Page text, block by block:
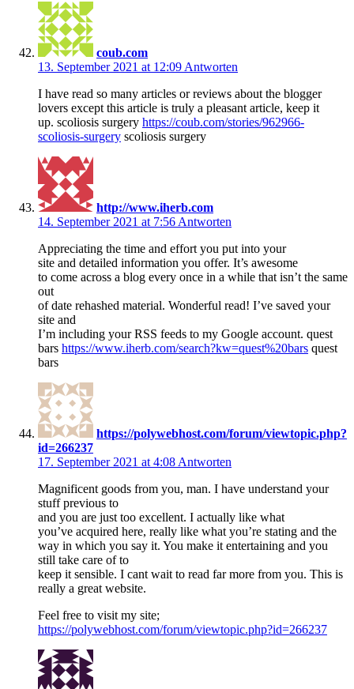
coub.com
13. September 2021 at 12:09 Antworten
I have read so many articles or reviews about the blogger
lovers except this article is truly a pleasant article, keep it
up. scoliosis surgery https://coub.com/stories/962966-
scoliosis-surgery scoliosis surgery
http://www.iherb.com
14. September 2021 at 7:56 Antworten
Appreciating the time and effort you put into your
site and detailed information you offer. It’s awesome
to come across a blog every once in a while that isn’t the same
out
of date rehashed material. Wonderful read! I’ve saved your
site and
I’m including your RSS feeds to my Google account. quest
bars https://www.iherb.com/search?kw=quest%20bars quest
bars
https://polywebhost.com/forum/viewtopic.php?
id=266237
17. September 2021 at 4:08 Antworten
Magnificent goods from you, man. I have understand your
stuff previous to
and you are just too excellent. I actually like what
you’ve acquired here, really like what you’re stating and the
way in which you say it. You make it entertaining and you
still take care of to
keep it sensible. I cant wait to read far more from you. This is
really a great website.
Feel free to visit my site;
https://polywebhost.com/forum/viewtopic.php?id=266237